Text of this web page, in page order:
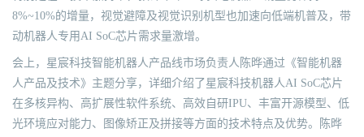
8%~10%的增量，视觉避障及视觉识别机型也加速向低端机普及，带
动机器人专用AI SoC芯片需求量激增。
会上，星宸科技智能机器人产品线市场负责人陈晔通过《智能机器
人产品及技术》主题分享，详细介绍了星宸科技机器人AI SoC芯片
在多核异构、高扩展性软件系统、高效自研IPU、丰富开源模型、低
光环境应对能力、图像矫正及拼接等方面的技术特点及优势。陈晔